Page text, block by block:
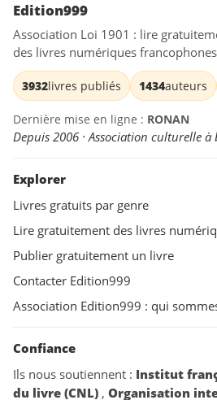
Edition999
Association Loi 1901 : lire
des livres numériques
3932livres publiés 1434auteurs
Dernière mise en ligne : RONAN
Depuis 2006 · Association culturelle
Explorer
Livres gratuits par genre
Lire gratuitement des livres
Publier gratuitement un livre
Contacter Edition999
Association Edition999 : qui
Confiance
Ils nous soutiennent : Institut
du livre (CNL) , Organisation